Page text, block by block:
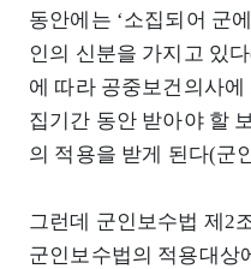
동안에는 ‘소집되어 군
인의 신분을 가지고 있
에 따라 공중보건의사
집기간 동안 받아야 할
의 적용을 받게 된다(군
그런데 군인보수법 제2
군인보수법의 적용대상